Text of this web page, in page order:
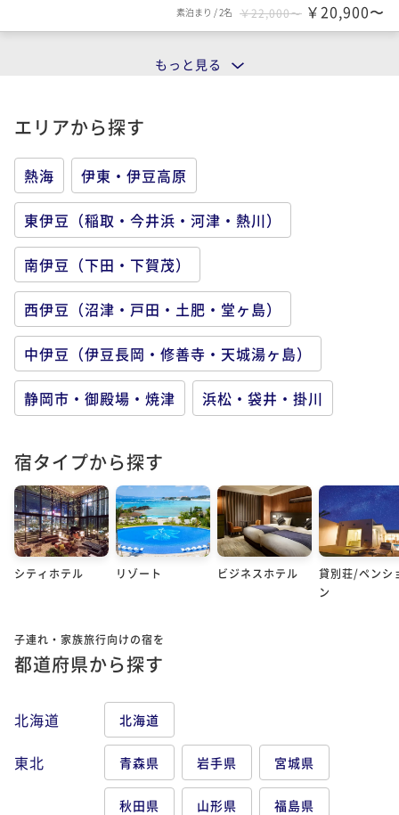
素泊まり /2名 ￥22,000〜 ￥20,900〜
もっと見る
エリアから探す
熱海 伊東・伊豆高原
東伊豆（稲取・今井浜・河津・熱川）
南伊豆（下田・下賀茂）
西伊豆（沼津・戸田・土肥・堂ヶ島）
中伊豆（伊豆長岡・修善寺・天城湯ヶ島）
静岡市・御殿場・焼津 浜松・袋井・掛川
宿タイプから探す
シティホテル リゾート ビジネスホテル
貸別荘/ペンシ
ン
子連れ・家族旅行向けの宿を
都道府県から探す
北海道 北海道
東北 青森県 岩手県 宮城県
秋田県 山形県 福島県